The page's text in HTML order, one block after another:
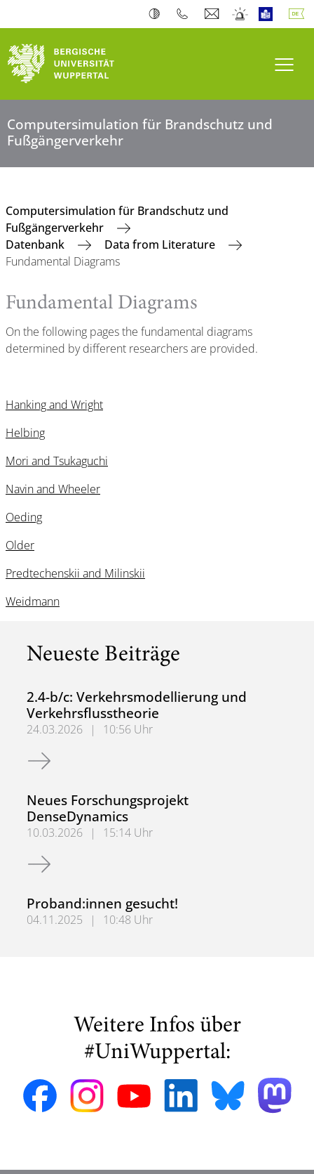
Computersimulation für Brandschutz und
Fußgängerverkehr
Computersimulation für Brandschutz und
Fußgängerverkehr
Datenbank
Data from Literature
Fundamental Diagrams
Fundamental Diagrams
On the following pages the fundamental diagrams
determined by different researchers are provided.
Hanking and Wright
Helbing
Mori and Tsukaguchi
Navin and Wheeler
Oeding
Older
Predtechenskii and Milinskii
Weidmann
Neueste Beiträge
2.4-b/c: Verkehrsmodellierung und
Verkehrsflusstheorie
24.03.2026 |
10:56 Uhr
2.4-b/c: Verkehrsmodellierung und Verkehrsflusstheorie
Neues Forschungsprojekt
DenseDynamics
10.03.2026 |
15:14 Uhr
Neues Forschungsprojekt DenseDynamics
Proband:innen gesucht!
04.11.2025 |
10:48 Uhr
Weitere Infos über
#UniWuppertal: